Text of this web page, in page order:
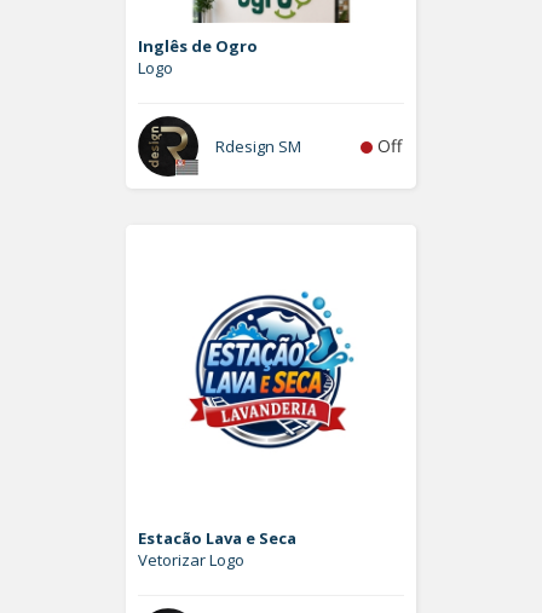
Inglês de Ogro
Logo
Rdesign SM Off
Estacão Lava e Seca
Vetorizar Logo